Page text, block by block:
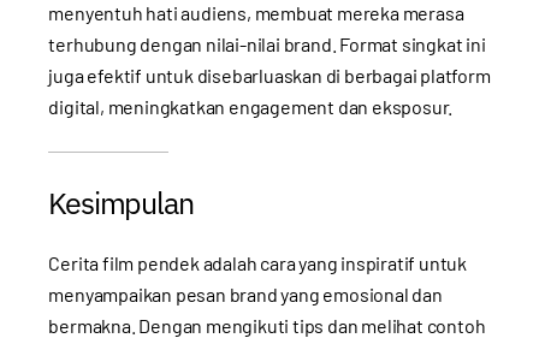
menyentuh hati audiens, membuat mereka merasa
terhubung dengan nilai-nilai brand. Format singkat ini
juga efektif untuk disebarluaskan di berbagai platform
digital, meningkatkan engagement dan eksposur.
Kesimpulan
Cerita film pendek adalah cara yang inspiratif untuk
menyampaikan pesan brand yang emosional dan
bermakna. Dengan mengikuti tips dan melihat contoh